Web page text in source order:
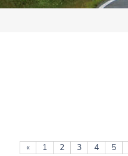
« 1 2 3 4 5